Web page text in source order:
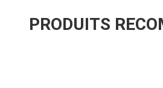
PRODUITS